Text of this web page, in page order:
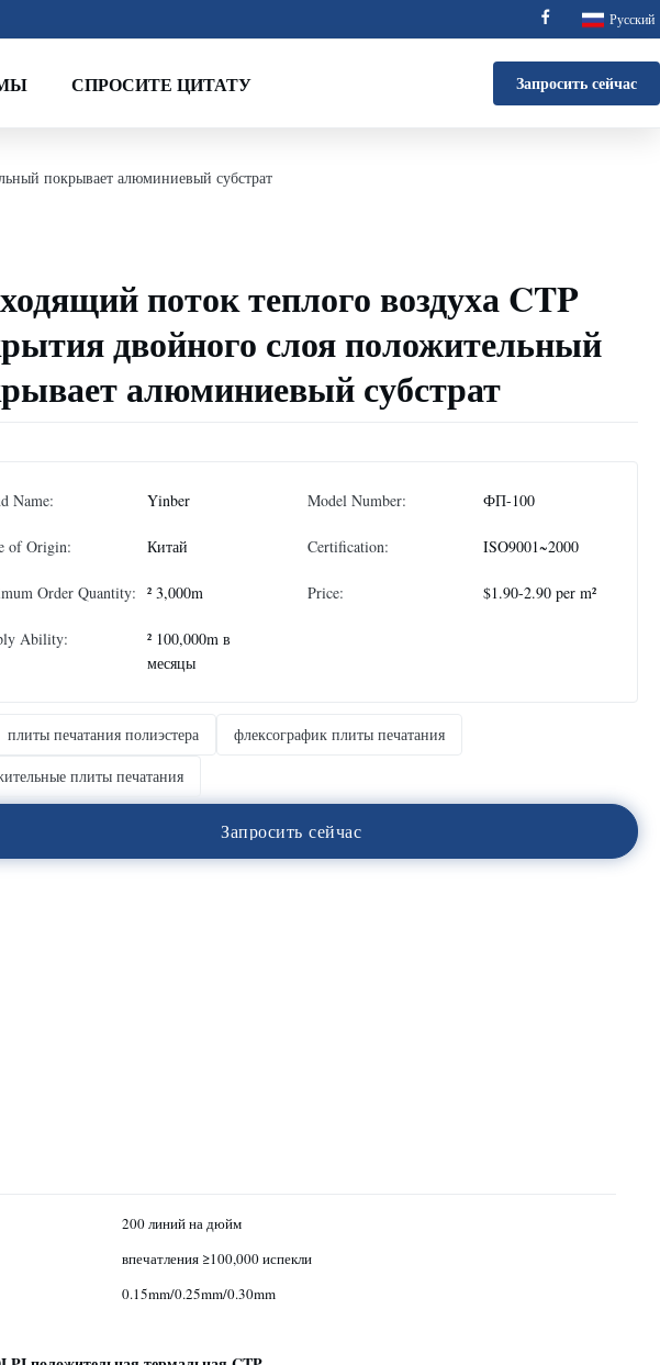
Русский
СПРОСИТЕ ЦИТАТУ Запросить сейчас
покрывает алюминиевый субстрат
поток теплого воздуха CTP
двойного слоя положительный
алюминиевый субстрат
Name: Yinber Model Number: ФП-100
of Origin: Китай Certification: ISO9001~2000
Order Quantity: ² 3,000m Price: $1.90-2.90 per m²
Ability:
² 100,000m в
месяцы
плиты печатания полиэстера
флексографик плиты печатания
плиты печатания
Запросить сейчас
200 линий на дюйм
впечатления ≥100,000 испекли
0.15mm/0.25mm/0.30mm